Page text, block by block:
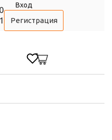
Вход
Регистрация